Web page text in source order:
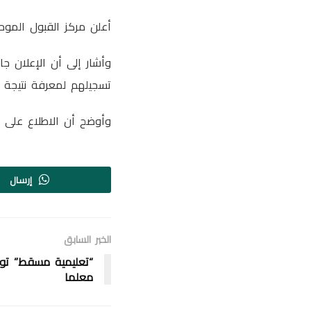
أعلن مركز القبول الموحد
وأشار إلى أن الإعلان
تسجيلهم لمعرفة نتيجة
وأوضح أن الاطلاع على
إرسال
الخبر السابق
معلما